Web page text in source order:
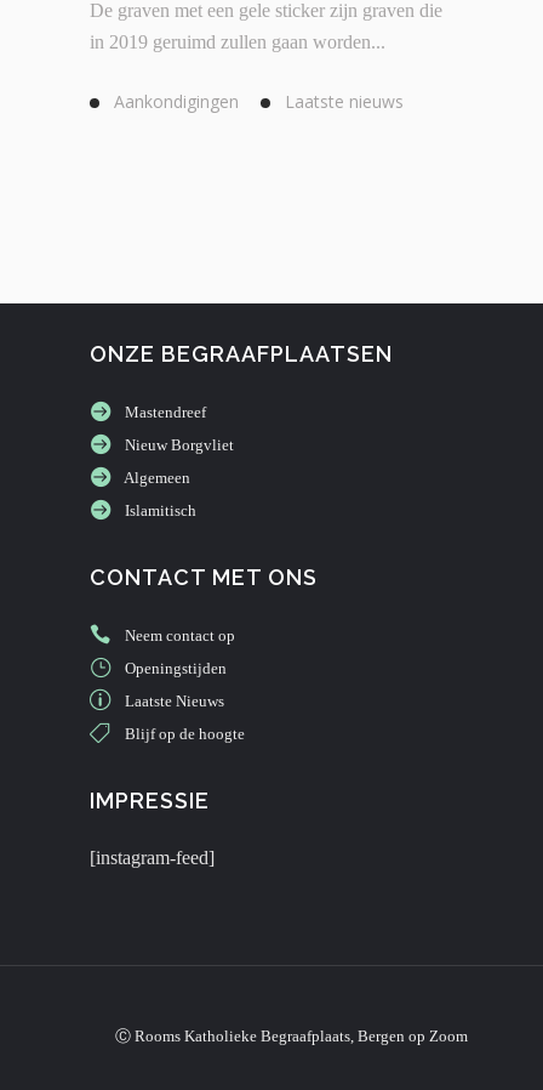
De graven met een gele sticker zijn graven die
in 2019 geruimd zullen gaan worden...
Aankondigingen Laatste nieuws
ONZE BEGRAAFPLAATSEN
Mastendreef
Nieuw Borgvliet
Algemeen
Islamitisch
CONTACT MET ONS
Neem contact op
Openingstijden
Laatste Nieuws
Blijf op de hoogte
IMPRESSIE
[instagram-feed]
Ⓒ Rooms Katholieke Begraafplaats, Bergen op Zoom